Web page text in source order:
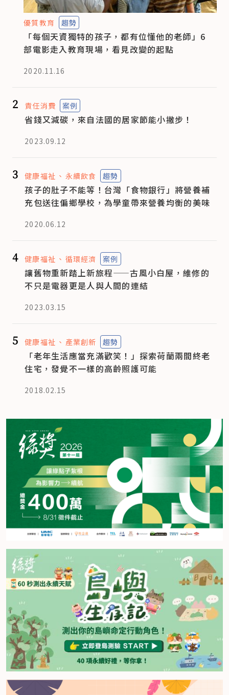
優質教育 趨勢
「每個天資獨特的孩子，都有位懂他的老師」6
部電影走入教育現場，看見改變的起點
2020.11.16
2 責任消費 案例
省錢又減碳，來自法國的居家節能小撇步！
2023.09.12
3 健康福祉 永續飲食 趨勢
孩子的肚子不能等！台灣「食物銀行」將營養補
充包送往偏鄉學校，為學童帶來營養均衡的美味
2020.06.12
4 健康福祉 循環經濟 案例
讓舊物重新踏上新旅程——古風小白屋，維修的
不只是電器更是人與人間的連結
2023.03.15
5 健康福祉 產業創新 趨勢
「老年生活應當充滿歡笑！」探索荷蘭兩間終老
住宅，發覺不一樣的高齡照護可能
2018.02.15